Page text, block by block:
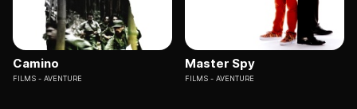
Camino
FILMS AVENTURE
Master Spy
FILMS AVENTURE